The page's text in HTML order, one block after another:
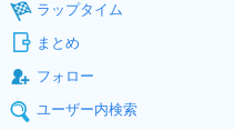
ラップタイム
まとめ
フォロー
ユーザー内検索